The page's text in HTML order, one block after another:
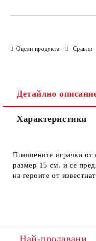
Оцени продукта Сравни
Детайлно
Характеристики
Плюшените играчки от
размер 15 см. и се
на героите от
Най-продавани